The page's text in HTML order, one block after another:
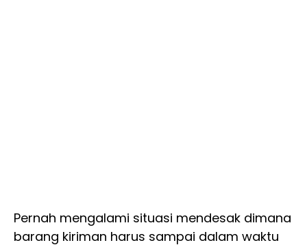
Pernah mengalami situasi mendesak dimana
barang kiriman harus sampai dalam waktu